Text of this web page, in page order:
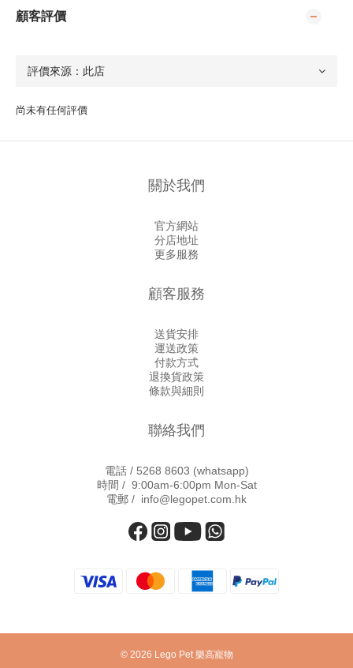
顧客評價
尚未有任何評價
關於我們
官方網站
分店地址
更多服務
顧客服務
送貨安排
運送政策
付款方式
退換貨政策
條款與細則
聯絡我們
電話 / 5268 8603 (whatsapp)
時間 / 9:00am-6:00pm Mon-Sat
電郵 / info@legopet.com.hk
© 2026 Lego Pet 樂高寵物